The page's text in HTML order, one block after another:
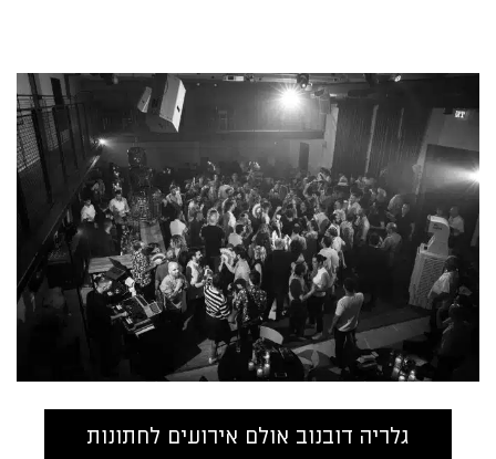
גלריה דובנוב אולם אירועים לחתונות